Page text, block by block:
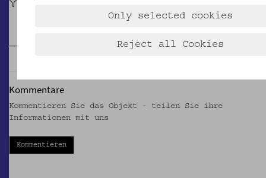
Kommentare
Kommentieren Sie das Objekt - teilen Sie ihre
Informationen mit uns
Kommentieren
Only selected cookies
Reject all Cookies